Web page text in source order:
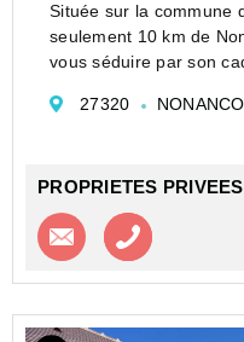
Située sur la commune
seulement 10 km de
vous séduire par son
proche des axes et des
27320
PROPRIETES PRIVEES
Contacter l'agence